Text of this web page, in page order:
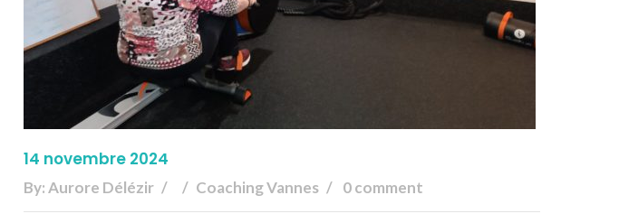
14 novembre 2024
By:Aurore Délézir Coaching Vannes 0 comment